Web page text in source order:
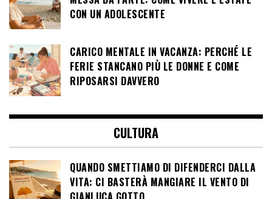
CON UN ADOLESCENTE
CARICO MENTALE IN VACANZA: PERCHÉ LE
FERIE STANCANO PIÙ LE DONNE E COME
RIPOSARSI DAVVERO
CULTURA
QUANDO SMETTIAMO DI DIFENDERCI DALLA
VITA: CI BASTERÀ MANGIARE IL VENTO DI